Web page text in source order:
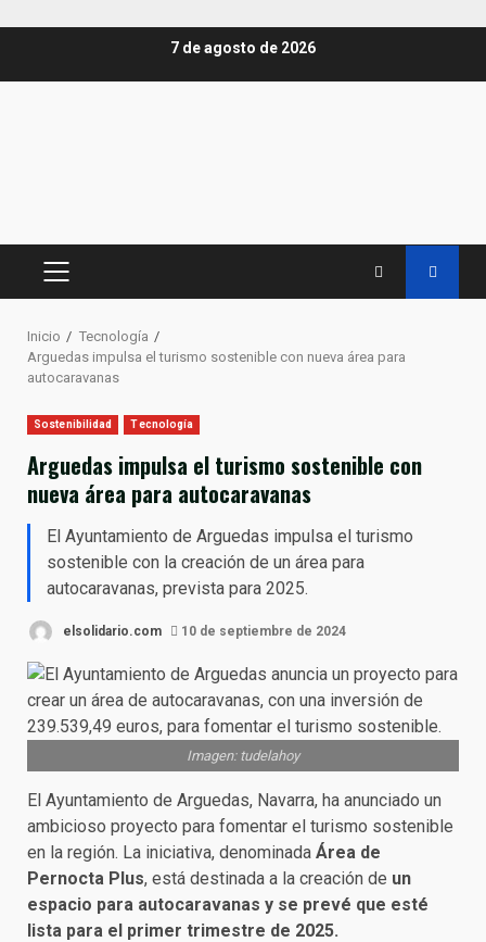
7 de agosto de 2026
MENÚ
Inicio
Tecnología
Arguedas impulsa el turismo sostenible con nueva área para
autocaravanas
Sostenibilidad Tecnología
Arguedas impulsa el turismo sostenible con
nueva área para autocaravanas
El Ayuntamiento de Arguedas impulsa el turismo
sostenible con la creación de un área para
autocaravanas, prevista para 2025.
elsolidario.com 10 de septiembre de 2024
Imagen: tudelahoy
El Ayuntamiento de Arguedas, Navarra, ha anunciado un
ambicioso proyecto para fomentar el turismo sostenible
en la región. La iniciativa, denominada Área de
Pernocta Plus, está destinada a la creación de un
espacio para autocaravanas y se prevé que esté
lista para el primer trimestre de 2025.